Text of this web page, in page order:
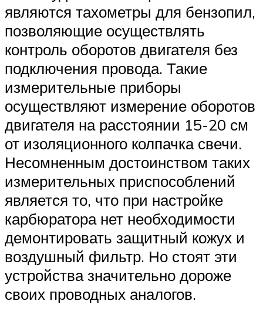
являются тахометры для бензопил,
позволяющие осуществлять
контроль оборотов двигателя без
подключения провода. Такие
измерительные приборы
осуществляют измерение оборотов
двигателя на расстоянии 15-20 см
от изоляционного колпачка свечи.
Несомненным достоинством таких
измерительных приспособлений
является то, что при настройке
карбюратора нет необходимости
демонтировать защитный кожух и
воздушный фильтр. Но стоят эти
устройства значительно дороже
своих проводных аналогов.